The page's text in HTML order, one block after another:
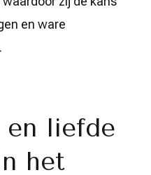
en ware
liefde
het